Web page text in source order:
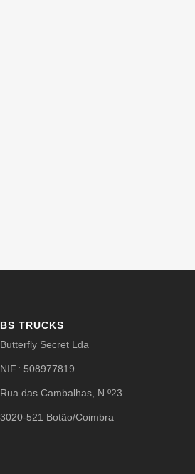
BS TRUCKS
Butterfly Secret Lda
NIF.: 508977819
Rua das Cambalhas, N.º23
3020-521 Botão/Coimbra